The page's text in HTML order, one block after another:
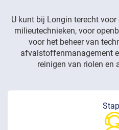
U kunt bij Longin terecht
milieutechnieken, voor
voor het beheer van
afvalstoffenmanagement
reinigen van riolen en